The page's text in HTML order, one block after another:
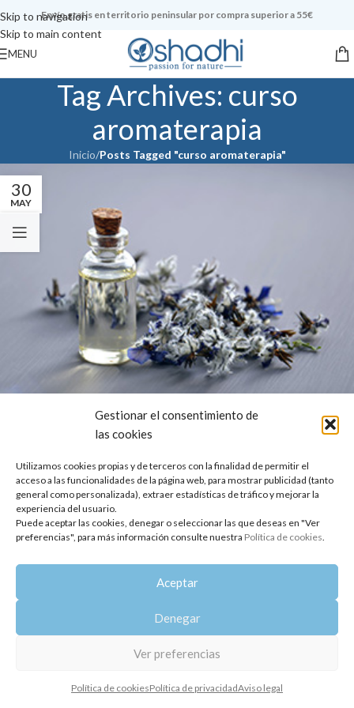
Gestionar el consentimiento de
las cookies
Utilizamos cookies propias y de terceros con la finalidad de permitir el
acceso a las funcionalidades de la página web, para mostrar publicidad (tanto
general como personalizada), extraer estadísticas de tráfico y mejorar la
experiencia del usuario.
Puede aceptar las cookies, denegar o seleccionar las que deseas en "Ver
preferencias", para más información consulte nuestra Política de cookies.
Aceptar
Denegar
Ver preferencias
Política de cookiesPolítica de privacidadAviso legal
Skip to navigation
Skip to main content
Envío gratis en territorio peninsular por compra superior a 55€
MENU
Tag Archives: curso
aromaterapia
Inicio/Posts Tagged "curso aromaterapia"
30
MAY
AGENDA,
Gestión de la Emociones
Oshadhi
Seguimos con el Ciclo Formativo en Aromatología Holística, esta
vez con el Taller IV de Aromaterapia y Gestión de las
SEGUIR LEYENDO
Todos los derechos reservados.
| Aviso legal | Política de cookies